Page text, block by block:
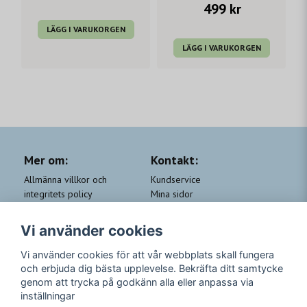
LÄGG I VARUKORGEN
499 kr
LÄGG I VARUKORGEN
Mer om:
Allmänna villkor och
integritets policy
QA
Kundklubb Beauty for you
Kontakt:
Kundservice
Mina sidor
Returer
Trygga Betalningar
Följ oss
Instagram
Vi använder cookies
Vi använder cookies för att vår webbplats skall fungera
och erbjuda dig bästa upplevelse. Bekräfta ditt samtycke
genom att trycka på godkänn alla eller anpassa via
inställningar